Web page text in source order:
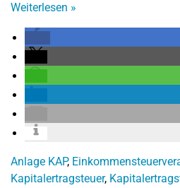
Weiterlesen »
Anlage KAP,
Kapitalertragsteuer,